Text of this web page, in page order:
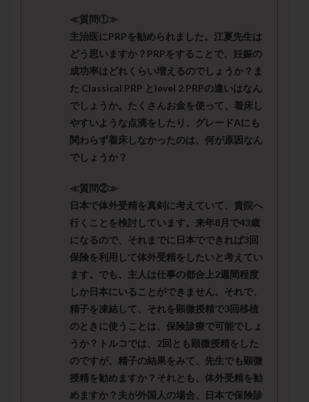
≪質問①≫
主治医にPRPを勧められました。江夏先生は
どう思いますか？PRPをすることで、妊娠の
成功率はどれくらい増えるのでしょうか？ま
た Classical PRP とlevel 2 PRPの違いはなん
でしょうか。たくさんお金を使って、着床し
やすいような点滴をしたり、グレードAにも
関わらず着床しなかったのは、何が原因なん
でしょうか？
≪質問②≫
日本で体外受精を真剣に考えていて、貴院へ
行くことを検討しています。来年8月で43歳
になるので、それまでに日本でできれば3回
保険を利用して体外受精をしたいと考えてい
ます。でも、主人は仕事の都合上2週間程度
しか日本にいることができません。それで、
精子を凍結して、それを顕微授精で3回移植
のときに使うことは、保険診療で可能でしょ
うか？トルコでは、2回とも顕微授精をした
のですが、精子の結果をみて、先生でも顕微
授精を勧めますか？それとも、体外受精を勧
めますか？夫が外国人の場合、日本で保険診
フェマーラ
フォリスチム
ブライダルチェック
フラグメント
プラセンタ
プラノバール
プラバノール
ふりかけ法
プレコンセプション
プレドニン
プレマリン
プロバイオティクス
プロラクチン
ホルモン値
ホルモン投与
ホルモン注射
ホルモン補充周期
ホルモン補充法
ホルモン補充療法
メンタル
モザイク杯
モザイク胚
ラクトバチルス
ラクトフェリン
ラパロドリリング
リュープリン
リュープロレリン注射
ルトラール
レコベル
レトロゾール
レルミナ
下垂体不全
不妊 不妊検査
不妊治療
不妊治療後の過ごし方
不妊症
不妊鍼灸
不正出血 不眠
不育症
不育症検査
両側卵管切除術 両卵管閉塞
中絶